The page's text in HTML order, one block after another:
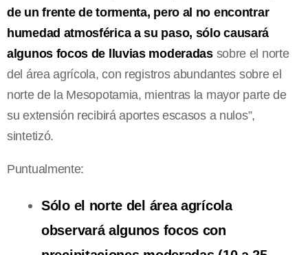
de un frente de tormenta, pero al no encontrar
humedad atmosférica a su paso, sólo causará
algunos focos de lluvias moderadassobre el norte
del área agrícola, con registros abundantes sobre el
norte de la Mesopotamia, mientras la mayor parte de
su extensión recibirá aportes escasos a nulos”,
sintetizó.
Puntualmente:
Sólo el norte del área agrícola
observará algunos focos con